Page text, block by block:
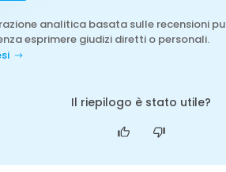
analitica basata sulle recensioni
esprimere giudizi diretti o personali.
Il riepilogo è stato utile?